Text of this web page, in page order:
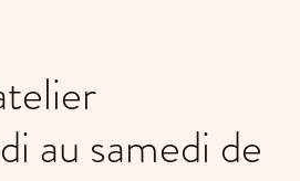
au samedi de